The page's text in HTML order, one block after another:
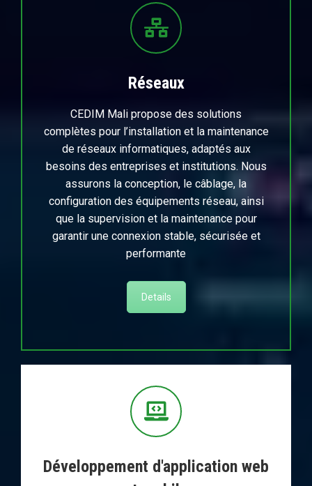
Réseaux
CEDIM Mali propose des solutions
complètes pour l’installation et la maintenance
de réseaux informatiques, adaptés aux
besoins des entreprises et institutions. Nous
assurons la conception, le câblage, la
configuration des équipements réseau, ainsi
que la supervision et la maintenance pour
garantir une connexion stable, sécurisée et
performante
Details
Développement d'application web